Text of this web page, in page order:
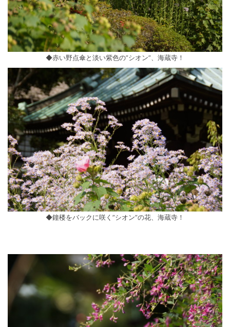
◆赤い野点傘と淡い紫色の”シオン”、海蔵寺！
◆鐘楼をバックに咲く”シオン”の花、海蔵寺！